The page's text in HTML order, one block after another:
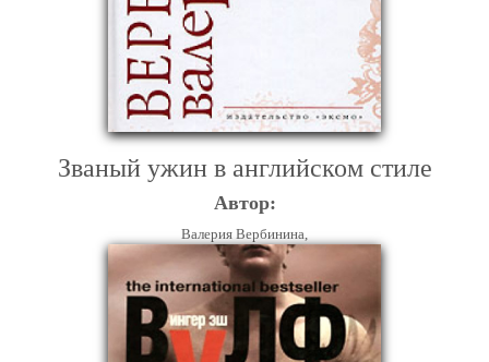
Званый ужин в английском стиле
Автор:
Валерия Вербинина,